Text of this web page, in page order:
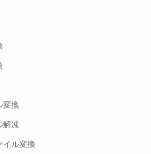
変換
解凍
イル変換